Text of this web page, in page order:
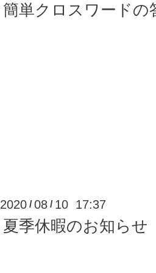
簡単クロスワードの
2020 /08 / 10 17:37
夏季休暇のお知らせ